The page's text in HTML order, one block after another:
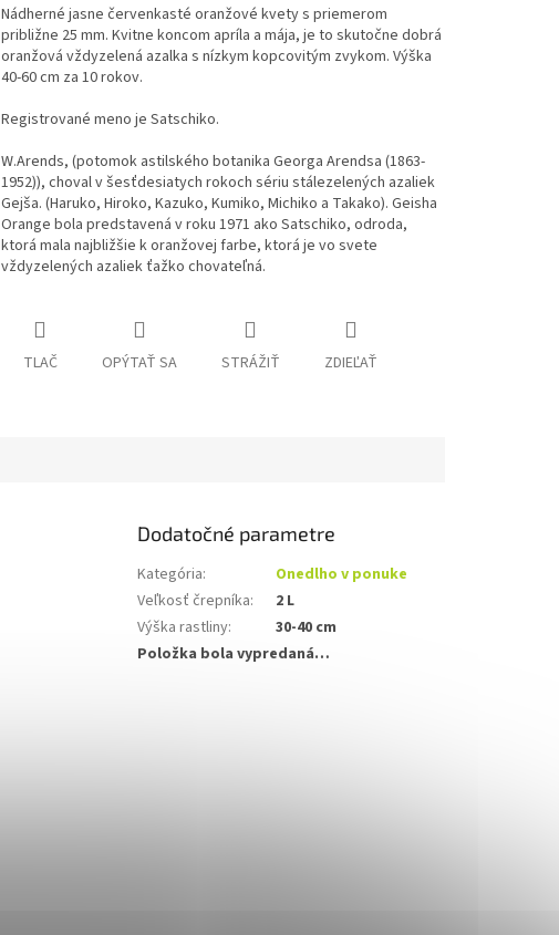
Nádherné jasne červenkasté oranžové kvety s priemerom
približne 25 mm. Kvitne koncom apríla a mája, je to skutočne dobrá
oranžová vždyzelená azalka s nízkym kopcovitým zvykom. Výška
40-60 cm za 10 rokov.
Registrované meno je Satschiko.
W.Arends, (potomok astilského botanika Georga Arendsa (1863-
1952)), choval v šesťdesiatych rokoch sériu stálezelených azaliek
Gejša. (Haruko, Hiroko, Kazuko, Kumiko, Michiko a Takako). Geisha
Orange bola predstavená v roku 1971 ako Satschiko, odroda,
ktorá mala najbližšie k oranžovej farbe, ktorá je vo svete
vždyzelených azaliek ťažko chovateľná.
TLAČ OPÝTAŤ SA STRÁŽIŤ ZDIEĽAŤ
Dodatočné parametre
Kategória:
Onedlho v ponuke
Veľkosť črepníka:
2 L
Výška rastliny:
30-40 cm
Položka bola vypredaná…